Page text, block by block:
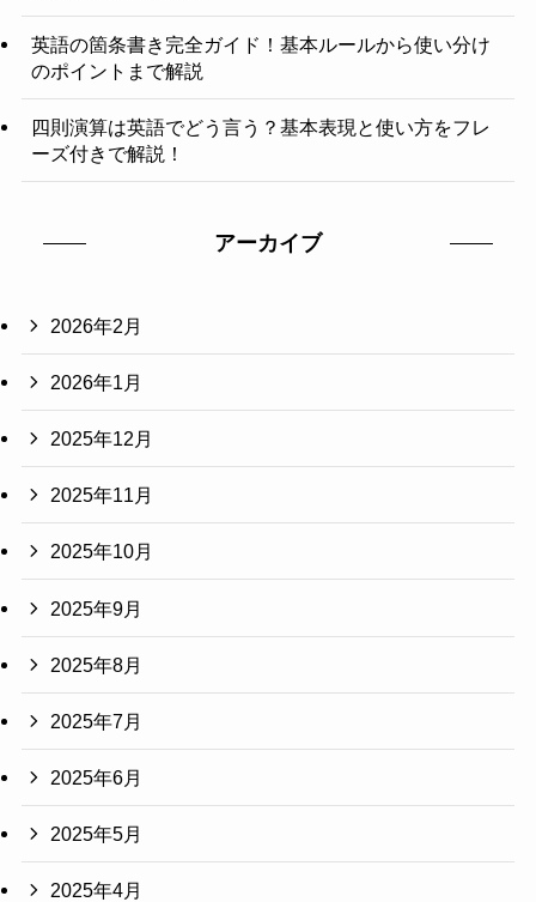
英語の箇条書き完全ガイド！基本ルールから使い分け
のポイントまで解説
四則演算は英語でどう言う？基本表現と使い方をフレ
ーズ付きで解説！
アーカイブ
2026年2月
2026年1月
2025年12月
2025年11月
2025年10月
2025年9月
2025年8月
2025年7月
2025年6月
2025年5月
2025年4月